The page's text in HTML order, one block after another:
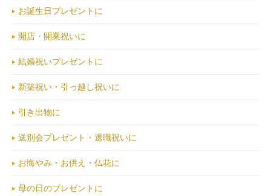
お誕生日プレゼントに
開店・開業祝いに
結婚祝いプレゼントに
新築祝い・引っ越し祝いに
引き出物に
送別会プレゼント・退職祝いに
お悔やみ・お供え・仏花に
母の日のプレゼントに